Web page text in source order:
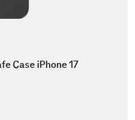
Case iPhone 17